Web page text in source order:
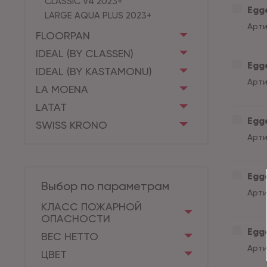
LARGE AQUA PLUS 2023+
FLOORPAN
IDEAL (BY CLASSEN)
IDEAL (BY KASTAMONU)
LA MOENA
LATAT
SWISS KRONO
Выбор по параметрам
КЛАСС ПОЖАРНОЙ
ОПАСНОСТИ
ВЕС НЕТТО
ЦВЕТ